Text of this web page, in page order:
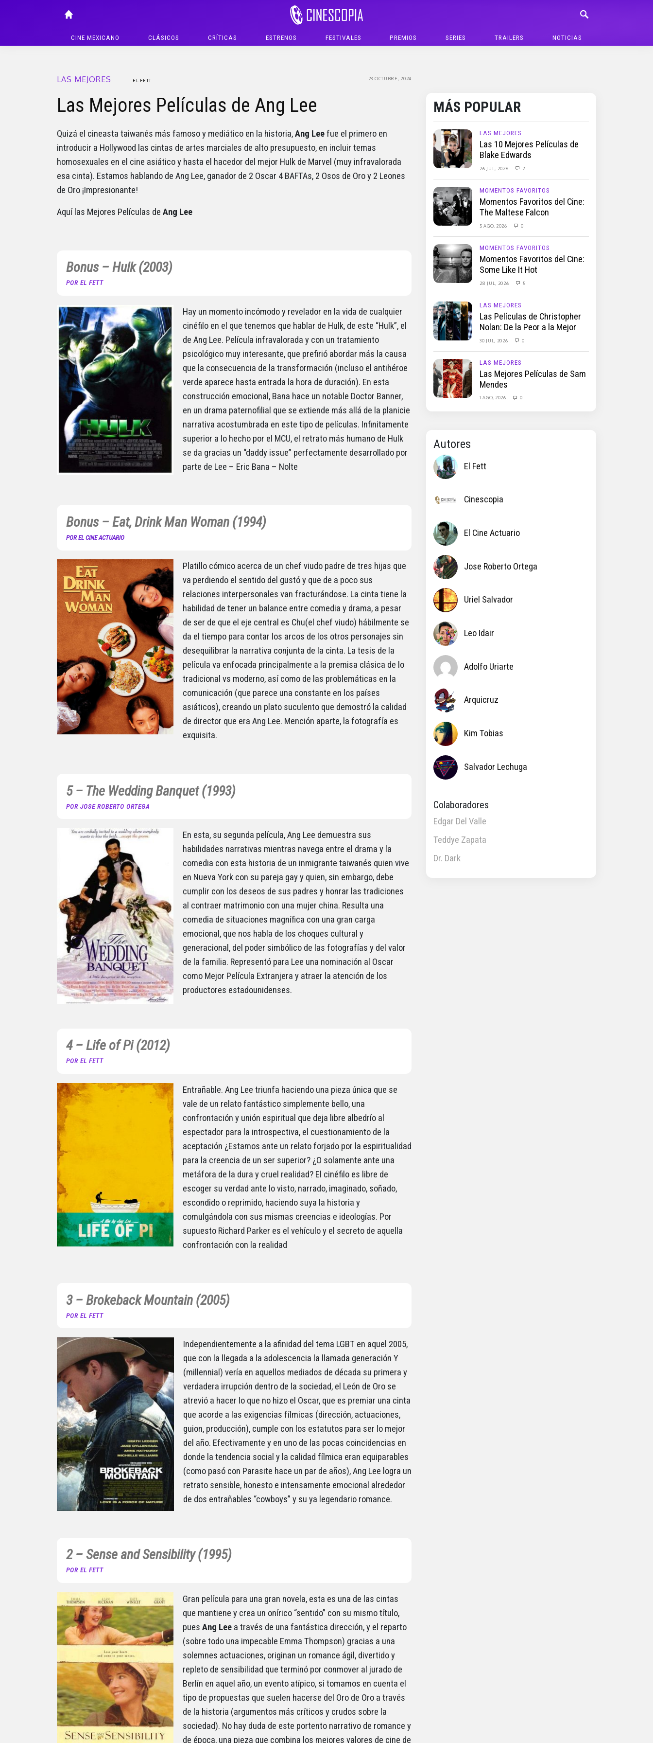
CINE MEXICANO CLÁSICOS CRÍTICAS ESTRENOS FESTIVALES PREMIOS SERIES TRAILERS NOTICIAS
LAS MEJORES 23 OCTUBRE, 2024
EL FETT
Las Mejores Películas de Ang Lee
Quizá el cineasta taiwanés más famoso y mediático en la historia,Ang Leefue el primero en
introducir a Hollywood las cintas de artes marciales de alto presupuesto, en incluir temas
homosexuales en el cine asiático y hasta el hacedor del mejor Hulk de Marvel (muy infravalorada
esa cinta). Estamos hablando de Ang Lee, ganador de 2 Oscar 4 BAFTAs, 2 Osos de Oro y 2 Leones
de Oro ¡Impresionante!
Aquí las Mejores Películas de Ang Lee
Bonus – Hulk (2003)
POR EL FETT
Hay un momento incómodo y revelador en la vida de cualquier
cinéfilo en el que tenemos que hablar de Hulk, de este “Hulk”, el
de Ang Lee. Película infravalorada y con un tratamiento
psicológico muy interesante, que prefirió abordar más la causa
que la consecuencia de la transformación (incluso el antihéroe
verde aparece hasta entrada la hora de duración). En esta
construcción emocional, Bana hace un notable Doctor Banner,
en un drama paternofilial que se extiende más allá de la planicie
narrativa acostumbrada en este tipo de películas. Infinitamente
superior a lo hecho por el MCU, el retrato más humano de Hulk
se da gracias un “daddy issue” perfectamente desarrollado por
parte de Lee – Eric Bana – Nolte
Bonus – Eat, Drink Man Woman (1994)
POR EL CINE ACTUARIO
Platillo cómico acerca de un chef viudo padre de tres hijas que
va perdiendo el sentido del gustó y que de a poco sus
relaciones interpersonales van fracturándose. La cinta tiene la
habilidad de tener un balance entre comedia y drama, a pesar
de ser de que el eje central es Chu(el chef viudo) hábilmente se
da el tiempo para contar los arcos de los otros personajes sin
desequilibrar la narrativa conjunta de la cinta. La tesis de la
película va enfocada principalmente a la premisa clásica de lo
tradicional vs moderno, así como de las problemáticas en la
comunicación (que parece una constante en los países
asiáticos), creando un plato suculento que demostró la calidad
de director que era Ang Lee. Mención aparte, la fotografía es
exquisita.
5 – The Wedding Banquet (1993)
POR JOSE ROBERTO ORTEGA
En esta, su segunda película, Ang Lee demuestra sus
habilidades narrativas mientras navega entre el drama y la
comedia con esta historia de un inmigrante taiwanés quien vive
en Nueva York con su pareja gay y quien, sin embargo, debe
cumplir con los deseos de sus padres y honrar las tradiciones
al contraer matrimonio con una mujer china. Resulta una
comedia de situaciones magnífica con una gran carga
emocional, que nos habla de los choques cultural y
generacional, del poder simbólico de las fotografías y del valor
de la familia. Representó para Lee una nominación al Oscar
como Mejor Película Extranjera y atraer la atención de los
productores estadounidenses.
4 – Life of Pi (2012)
POR EL FETT
Entrañable. Ang Lee triunfa haciendo una pieza única que se
vale de un relato fantástico simplemente bello, una
confrontación y unión espiritual que deja libre albedrío al
espectador para la introspectiva, el cuestionamiento de la
aceptación ¿Estamos ante un relato forjado por la espiritualidad
para la creencia de un ser superior? ¿O solamente ante una
metáfora de la dura y cruel realidad? El cinéfilo es libre de
escoger su verdad ante lo visto, narrado, imaginado, soñado,
escondido o reprimido, haciendo suya la historia y
comulgándola con sus mismas creencias e ideologías. Por
supuesto Richard Parker es el vehículo y el secreto de aquella
confrontación con la realidad
3 – Brokeback Mountain (2005)
POR EL FETT
Independientemente a la afinidad del tema LGBT en aquel 2005,
que con la llegada a la adolescencia la llamada generación Y
(millennial) vería en aquellos mediados de década su primera y
verdadera irrupción dentro de la sociedad, el León de Oro se
atrevió a hacer lo que no hizo el Oscar, que es premiar una cinta
que acorde a las exigencias fílmicas (dirección, actuaciones,
guion, producción), cumple con los estatutos para ser lo mejor
del año. Efectivamente y en uno de las pocas coincidencias en
donde la tendencia social y la calidad fílmica eran equiparables
(como pasó con Parasite hace un par de años), Ang Lee logra un
retrato sensible, honesto e intensamente emocional alrededor
de dos entrañables “cowboys” y su ya legendario romance.
2 – Sense and Sensibility (1995)
POR EL FETT
Gran película para una gran novela, esta es una de las cintas
que mantiene y crea un onírico “sentido” con su mismo título,
pues Ang Leea través de una fantástica dirección, y el reparto
(sobre todo una impecable Emma Thompson) gracias a una
solemnes actuaciones, originan un romance ágil, divertido y
repleto de sensibilidad que terminó por conmover al jurado de
Berlín en aquel año, un evento atípico, si tomamos en cuenta el
tipo de propuestas que suelen hacerse del Oro de Oro a través
de la historia (argumentos más críticos y crudos sobre la
sociedad). No hay duda de este portento narrativo de romance y
de época, una pieza que combina los mejores valores de cine de
MÁS POPULAR
LAS MEJORES
Las 10 Mejores Películas de
Blake Edwards
26 JUL, 2026 2
MOMENTOS FAVORITOS
Momentos Favoritos del Cine:
The Maltese Falcon
5 AGO, 2026 0
MOMENTOS FAVORITOS
Momentos Favoritos del Cine:
Some Like It Hot
28 JUL, 2026 5
LAS MEJORES
Las Películas de Christopher
Nolan: De la Peor a la Mejor
30 JUL, 2026 0
LAS MEJORES
Las Mejores Películas de Sam
Mendes
1 AGO, 2026 0
Autores
El Fett
Cinescopia
El Cine Actuario
Jose Roberto Ortega
Uriel Salvador
Leo Idair
Adolfo Uriarte
Arquicruz
Kim Tobias
Salvador Lechuga
Colaboradores
Edgar Del Valle
Teddye Zapata
Dr. Dark